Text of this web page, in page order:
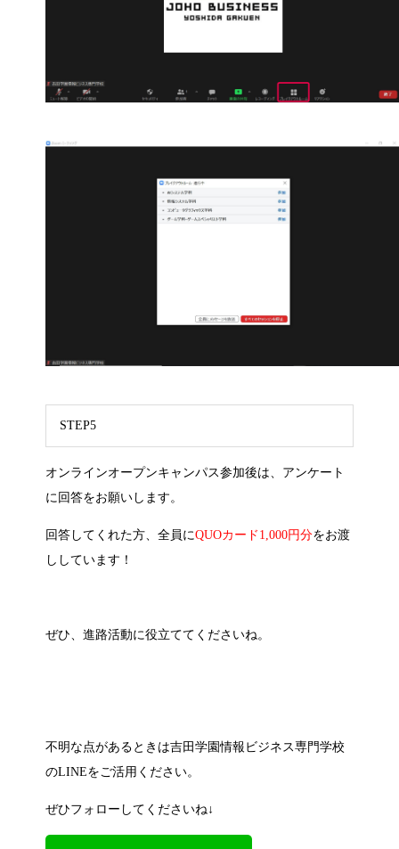
STEP5
オンラインオープンキャンパス参加後は、アンケート
に回答をお願いします。
回答してくれた方、全員にQUOカード1,000円分をお渡
ししています！
ぜひ、進路活動に役立ててくださいね。
不明な点があるときは吉田学園情報ビジネス専門学校
のLINEをご活用ください。
ぜひフォローしてくださいね↓